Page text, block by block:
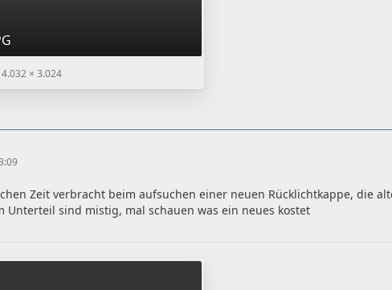
4.032 × 3.024
Zeit verbracht beim aufsuchen einer neuen Rücklichtkappe, die
Unterteil sind mistig, mal schauen was ein neues kostet